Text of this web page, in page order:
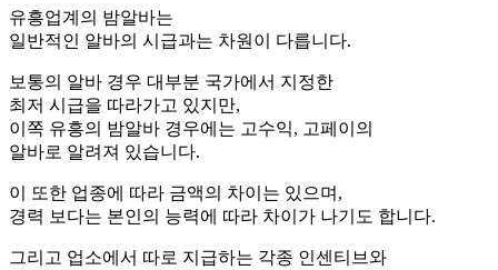
유흥업계의 밤알바는
일반적인 알바의 시급과는 차원이 다릅니다.
보통의 알바 경우 대부분 국가에서 지정한
최저 시급을 따라가고 있지만,
이쪽 유흥의 밤알바 경우에는 고수익, 고페이의
알바로 알려져 있습니다.
이 또한 업종에 따라 금액의 차이는 있으며,
경력 보다는 본인의 능력에 따라 차이가 나기도 합니다.
그리고 업소에서 따로 지급하는 각종 인센티브와